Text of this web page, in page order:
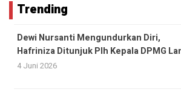
Trending
Dewi Nursanti Mengundurkan Diri,
Hafriniza Ditunjuk Plh Kepala DPMG
4 Juni 2026